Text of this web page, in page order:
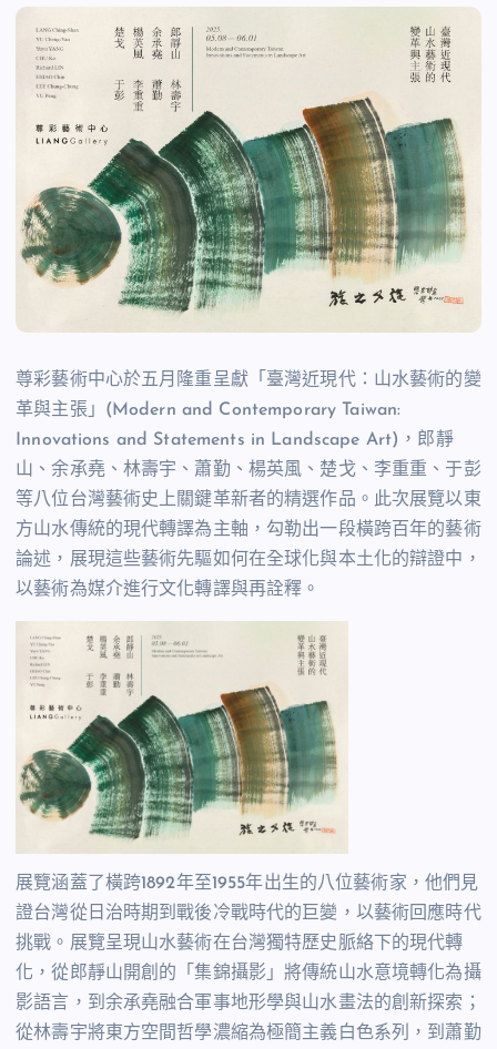
尊彩藝術中心於五月隆重呈獻「臺灣近現代：山水藝術的變
革與主張」(Modern and Contemporary Taiwan:
Innovations and Statements in Landscape Art)，郎靜
山、余承堯、林壽宇、蕭勤、楊英風、楚戈、李重重、于彭
等八位台灣藝術史上關鍵革新者的精選作品。此次展覽以東
方山水傳統的現代轉譯為主軸，勾勒出一段橫跨百年的藝術
論述，展現這些藝術先驅如何在全球化與本土化的辯證中，
以藝術為媒介進行文化轉譯與再詮釋。
展覽涵蓋了橫跨1892年至1955年出生的八位藝術家，他們見
證台灣從日治時期到戰後冷戰時代的巨變，以藝術回應時代
挑戰。展覽呈現山水藝術在台灣獨特歷史脈絡下的現代轉
化，從郎靜山開創的「集錦攝影」將傳統山水意境轉化為攝
影語言，到余承堯融合軍事地形學與山水畫法的創新探索；
從林壽宇將東方空間哲學濃縮為極簡主義白色系列，到蕭勤